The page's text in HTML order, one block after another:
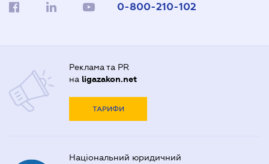
0-800-210-102
Реклама та PR
на ligazakon.net
ТАРИФИ
Національний юридичний